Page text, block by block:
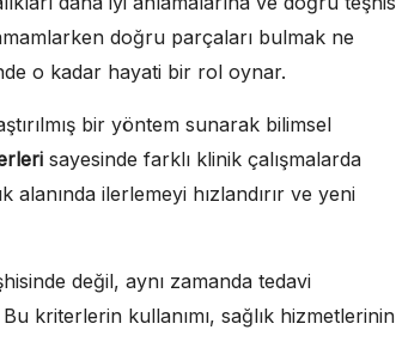
doğru parçaları bulmak ne
o kadar hayati bir rol oynar.
bir yöntem sunarak bilimsel
sayesinde farklı klinik çalışmalarda
alanında ilerlemeyi hızlandırır ve yeni
değil, aynı zamanda tedavi
kriterlerin kullanımı, sağlık hizmetlerinin